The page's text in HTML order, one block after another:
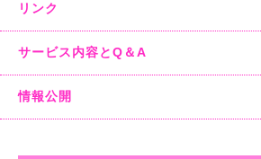
リンク
サービス内容とQ＆A
情報公開